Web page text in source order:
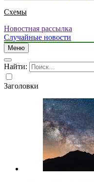
Схемы
Новостная рассылка
Случайные новости
Меню
Найти:
Заголовки